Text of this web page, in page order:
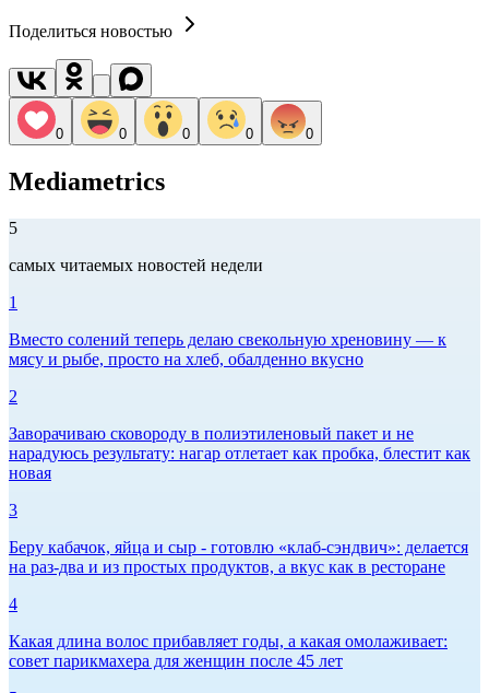
Поделиться новостью
0 0 0 0 0
Mediametrics
5
самых читаемых новостей недели
1
Вместо солений теперь делаю свекольную хреновину — к
мясу и рыбе, просто на хлеб, обалденно вкусно
2
Заворачиваю сковороду в полиэтиленовый пакет и не
нарадуюсь результату: нагар отлетает как пробка, блестит как
новая
3
Беру кабачок, яйца и сыр - готовлю «клаб-сэндвич»: делается
на раз-два и из простых продуктов, а вкус как в ресторане
4
Какая длина волос прибавляет годы, а какая омолаживает:
совет парикмахера для женщин после 45 лет